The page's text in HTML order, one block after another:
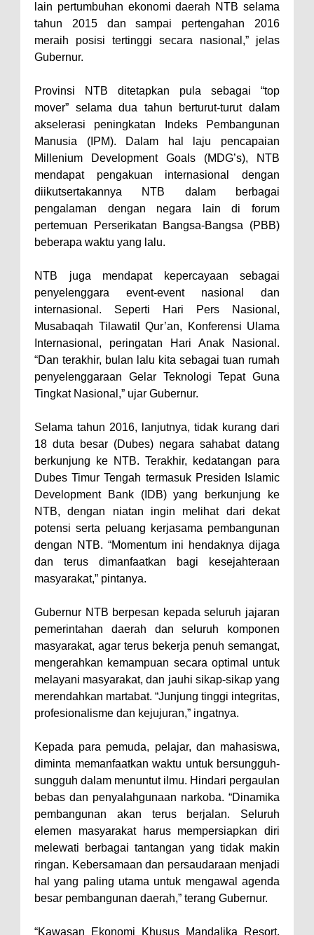
Pemkot Jawab Pandangan
Umum Fraksi DPRD terhadap
Pimpin Upacara HUT
Bhayangkara Ke-80, Kapolres
Bima: Jadikan Tugas Sebagai
Ibadah, Kepercayaan Rakyat
Landasan Utama
Kado HUT Bhayangkara Ke-80,
Kapolres Bima Pimpin Kenaikan
Pangkat 42 Personel
Satsamapta Polres Bima Bantu
Warga Dena Hadapi Krisis Air
Bersih
Polsek Bolo Bongkar Peredaran
Sabu di Tambe, 2 Pria
Diamankan Bersama 23 Poket
SIGAPUAN dan Ikhtiar Kota Bima
Menjemput Korban Kekerasan
lain pertumbuhan ekonomi daerah NTB selama
tahun 2015 dan sampai pertengahan 2016
meraih posisi tertinggi secara nasional,” jelas
Gubernur.
Provinsi NTB ditetapkan pula sebagai “top
mover” selama dua tahun berturut-turut dalam
akselerasi peningkatan Indeks Pembangunan
Manusia (IPM). Dalam hal laju pencapaian
Millenium Development Goals (MDG’s), NTB
mendapat pengakuan internasional dengan
diikutsertakannya NTB dalam berbagai
pengalaman dengan negara lain di forum
pertemuan Perserikatan Bangsa-Bangsa (PBB)
beberapa waktu yang lalu.
NTB juga mendapat kepercayaan sebagai
penyelenggara event-event nasional dan
internasional. Seperti Hari Pers Nasional,
Musabaqah Tilawatil Qur’an, Konferensi Ulama
Internasional, peringatan Hari Anak Nasional.
“Dan terakhir, bulan lalu kita sebagai tuan rumah
penyelenggaraan Gelar Teknologi Tepat Guna
Tingkat Nasional,” ujar Gubernur.
Selama tahun 2016, lanjutnya, tidak kurang dari
18 duta besar (Dubes) negara sahabat datang
berkunjung ke NTB. Terakhir, kedatangan para
Dubes Timur Tengah termasuk Presiden Islamic
Development Bank (IDB) yang berkunjung ke
NTB, dengan niatan ingin melihat dari dekat
potensi serta peluang kerjasama pembangunan
dengan NTB. “Momentum ini hendaknya dijaga
dan terus dimanfaatkan bagi kesejahteraan
masyarakat,” pintanya.
Gubernur NTB berpesan kepada seluruh jajaran
pemerintahan daerah dan seluruh komponen
masyarakat, agar terus bekerja penuh semangat,
mengerahkan kemampuan secara optimal untuk
melayani masyarakat, dan jauhi sikap-sikap yang
merendahkan martabat. “Junjung tinggi integritas,
profesionalisme dan kejujuran,” ingatnya.
Kepada para pemuda, pelajar, dan mahasiswa,
diminta memanfaatkan waktu untuk bersungguh-
sungguh dalam menuntut ilmu. Hindari pergaulan
bebas dan penyalahgunaan narkoba. “Dinamika
pembangunan akan terus berjalan. Seluruh
elemen masyarakat harus mempersiapkan diri
melewati berbagai tantangan yang tidak makin
ringan. Kebersamaan dan persaudaraan menjadi
hal yang paling utama untuk mengawal agenda
besar pembangunan daerah,” terang Gubernur.
“Kawasan Ekonomi Khusus Mandalika Resort,